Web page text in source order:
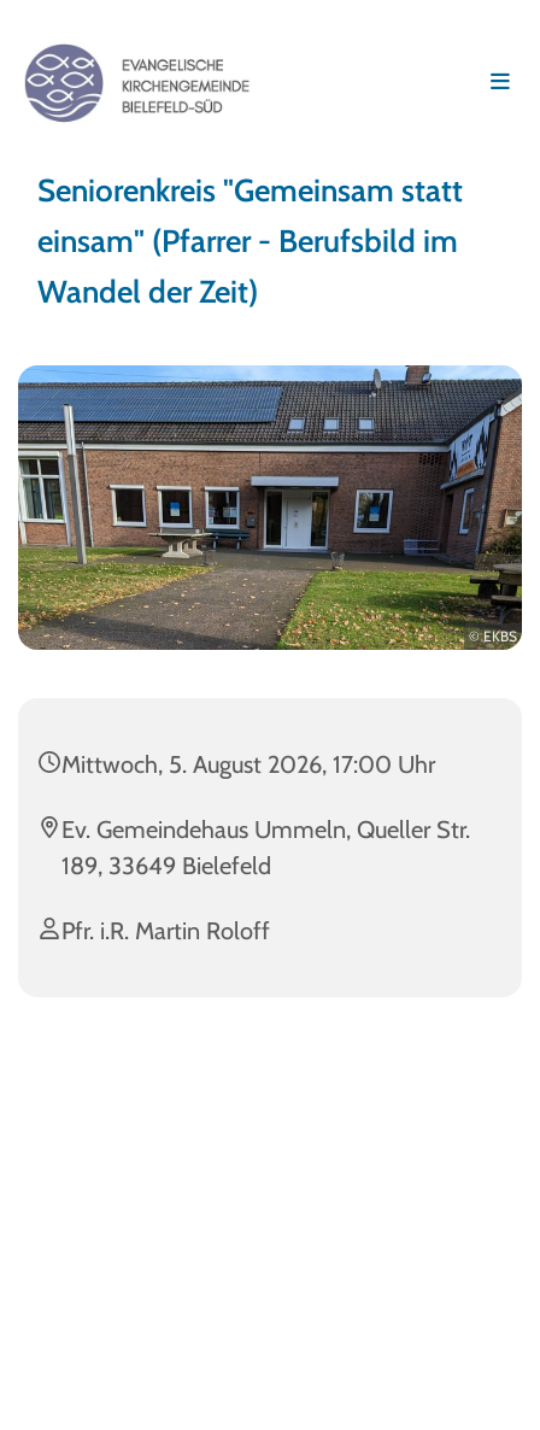
Seniorenkreis "Gemeinsam statt
einsam" (Pfarrer - Berufsbild im
Wandel der Zeit)
© EKBS
Mittwoch, 5. August 2026, 17:00 Uhr
Ev. Gemeindehaus Ummeln, Queller Str.
189, 33649 Bielefeld
Pfr. i.R. Martin Roloff